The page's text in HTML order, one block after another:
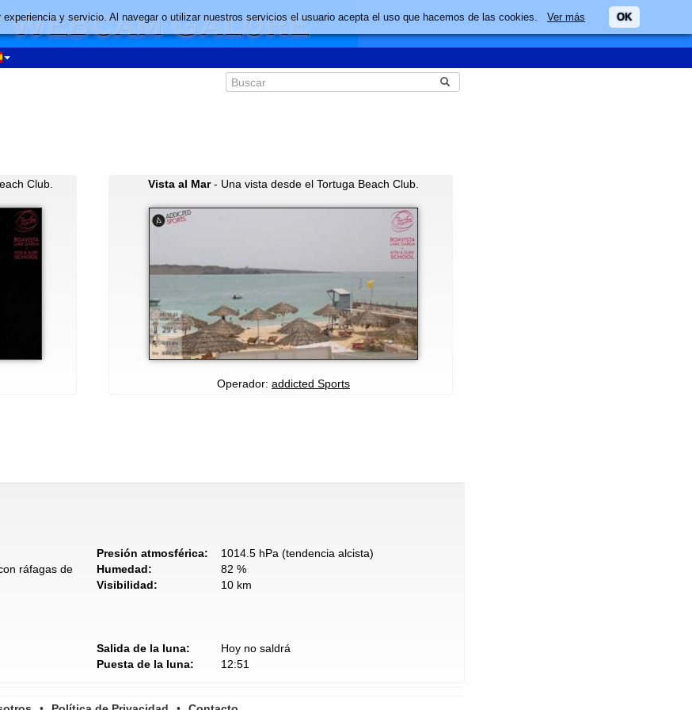
Club. Vista al Mar- Una vista desde el Tortuga Beach Club.
Operador: addicted Sports
ráfagas de
Presión atmosférica:
1014.5 hPa (tendencia alcista)
Humedad:
82 %
Visibilidad:
10 km
Salida de la luna:
Hoy no saldrá
Puesta de la luna:
12:51
y servicio. Al navegar o utilizar nuestros servicios el usuario acepta el uso que hacemos de las cookies. Ver más OK